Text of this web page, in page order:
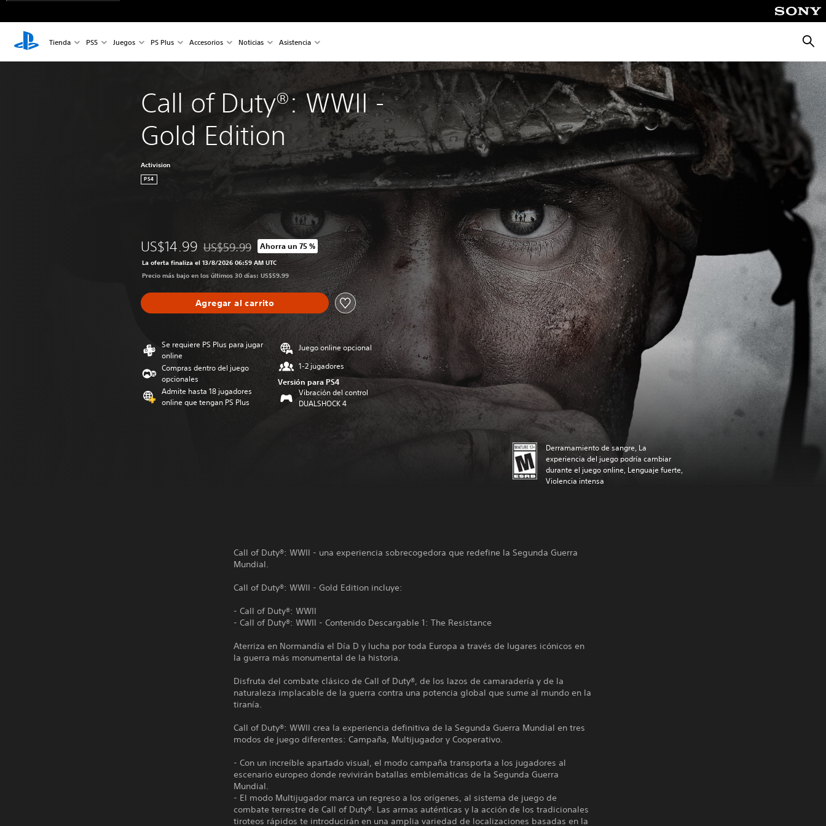
Tienda PS5 Juegos PS Plus Accesorios Noticias Asistencia
Call of Duty®: WWII -
Gold Edition
Activision
PS4
US$14.99 Rebajado del precio original de US$59.99
US$59.99 Ahorra un 75 %
La oferta finaliza el 13/8/2026 06:59 AM UTC
Precio más bajo en los últimos 30 días: US$59.99
Agregar al carrito
Se requiere PS Plus para jugar
online
Compras dentro del juego
opcionales
Admite hasta 18 jugadores
online que tengan PS Plus
Juego online opcional
1-2 jugadores
Versión para PS4
Vibración del control
DUALSHOCK 4
Derramamiento de sangre, La
experiencia del juego podría cambiar
durante el juego online, Lenguaje fuerte,
Violencia intensa
Call of Duty®: WWII - una experiencia sobrecogedora que redefine la Segunda Guerra
Mundial.
Call of Duty®: WWII - Gold Edition incluye:
- Call of Duty®: WWII
- Call of Duty®: WWII - Contenido Descargable 1: The Resistance
Aterriza en Normandía el Día D y lucha por toda Europa a través de lugares icónicos en
la guerra más monumental de la historia.
Disfruta del combate clásico de Call of Duty®, de los lazos de camaradería y de la
naturaleza implacable de la guerra contra una potencia global que sume al mundo en la
tiranía.
Call of Duty®: WWII crea la experiencia definitiva de la Segunda Guerra Mundial en tres
modos de juego diferentes: Campaña, Multijugador y Cooperativo.
- Con un increíble apartado visual, el modo campaña transporta a los jugadores al
escenario europeo donde revivirán batallas emblemáticas de la Segunda Guerra
Mundial.
- El modo Multijugador marca un regreso a los orígenes, al sistema de juego de
combate terrestre de Call of Duty®. Las armas auténticas y la acción de los tradicionales
tiroteos rápidos te introducirán en una amplia variedad de localizaciones basadas en la